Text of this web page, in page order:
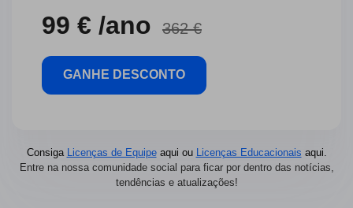
99 € /ano 362 €
GANHE DESCONTO
Consiga Licenças de Equipeaqui ou Licenças Educacionais aqui.
Entre na nossa comunidade social para ficar por dentro das notícias,
tendências e atualizações!